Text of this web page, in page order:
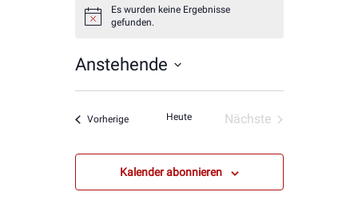
Hinweis
Es wurden keine Ergebnisse
gefunden.
Anstehende
Datum
VorherigeVeranstaltungen
Heute
Nächste
Kalender abonnieren